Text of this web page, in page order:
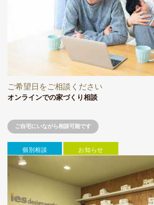
ご希望日をご相談ください
オンラインでの家づくり相談
ご自宅にいながら相談可能です
個別相談 お知らせ